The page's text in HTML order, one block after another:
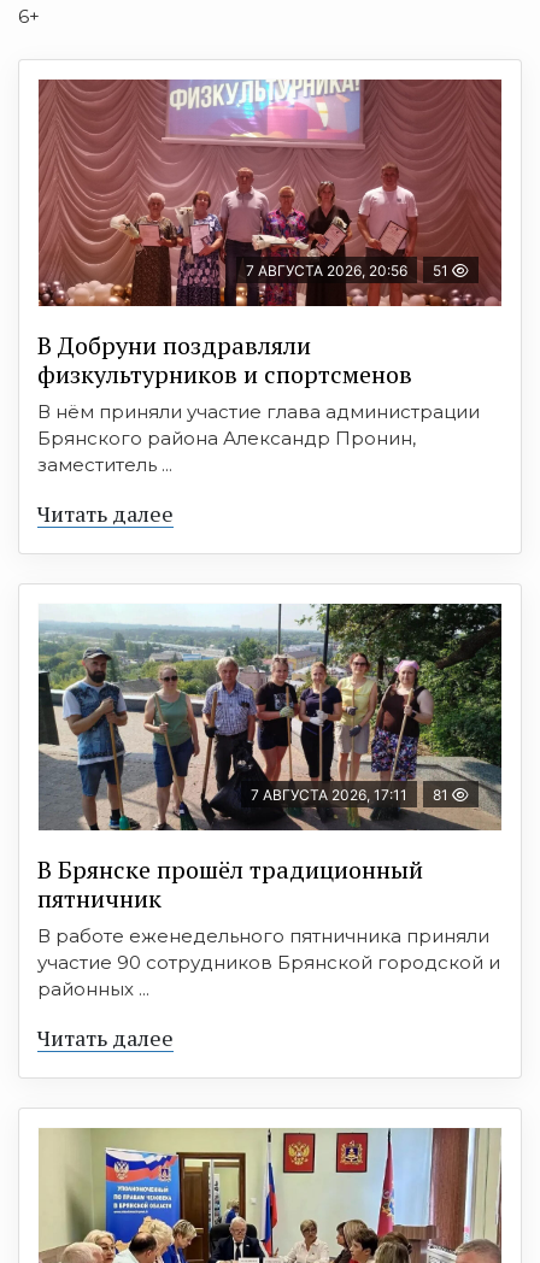
6+
7 АВГУСТА 2026, 20:56 51
В Добруни поздравляли
физкультурников и спортсменов
В нём приняли участие глава администрации
Брянского района Александр Пронин,
заместитель ...
Читать далее
7 АВГУСТА 2026, 17:11 81
В Брянске прошёл традиционный
пятничник
В работе еженедельного пятничника приняли
участие 90 сотрудников Брянской городской и
районных ...
Читать далее